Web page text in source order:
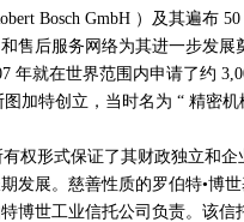
Bosch GmbH ）及其遍布
售后服务网络为其进一步发
年就在世界范围内申请了约
图加特创立，当时名为 “ 精密机
权形式保证了其财政独立和企
发展。慈善性质的罗伯特•博
博世工业信托公司负责。该